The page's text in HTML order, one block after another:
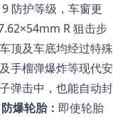
防护等级，车窗更
R 狙击步
车顶及车底均经过特殊
手榴弹爆炸等现代安
弹击中，也能自动封
爆轮胎： 即使轮胎